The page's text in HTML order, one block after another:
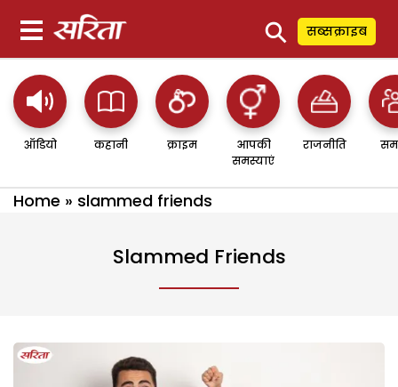
⚲ सब्सक्राइब
ऑडियो कहानी क्राइम
आपकी
समस्याएं
राजनीति
Home » slammed friends
Slammed Friends